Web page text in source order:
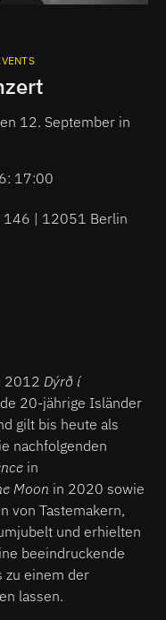
12. September in
17:00
146 | 12051 Berlin
2012 Dýrð í
20-jährige Isländer
gilt bis heute als
nachfolgenden
in
Moon in 2020 sowie
von Tastemakern,
und erhielten
beeindruckende
zu einem der
lassen.